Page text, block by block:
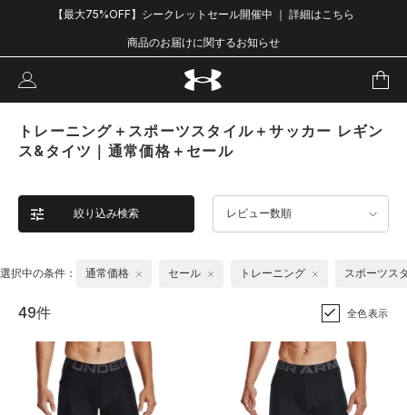
【最大75%OFF】シークレットセール開催中 ｜ 詳細はこちら
商品のお届けに関するお知らせ
トレーニング＋スポーツスタイル＋サッカー レギン
ス&タイツ｜通常価格＋セール
絞り込み検索 レビュー数順
選択中の条件： 通常価格 セール トレーニング スポーツス
49件 全色表示